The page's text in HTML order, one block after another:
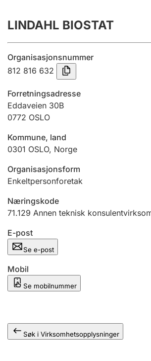
Innsending og forsinkelsesgebyr
Tinglysing
Jeger
Ektepaktveileder
Offentlig sektor
Andre tema
LINDAHL BIOSTAT
Organisasjonsnummer
812 816 632
Forretningsadresse
Eddaveien 30B
0772 OSLO
Kommune, land
0301 OSLO, Norge
Organisasjonsform
Enkeltpersonforetak
Næringskode
71.129 Annen teknisk
E-post
Se e-post
Mobil
Se mobilnummer
Søk i Virksomhetsopplysninger